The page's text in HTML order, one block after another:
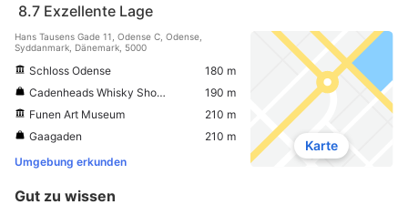
8.7 Exzellente Lage
Hans Tausens Gade 11, Odense C, Odense,
Syddanmark, Dänemark, 5000
Schloss Odense
180 m
Cadenheads Whisky Shop Denmark
190 m
Funen Art Museum
210 m
Gaagaden
210 m
Umgebung erkunden
Karte
Gut zu wissen